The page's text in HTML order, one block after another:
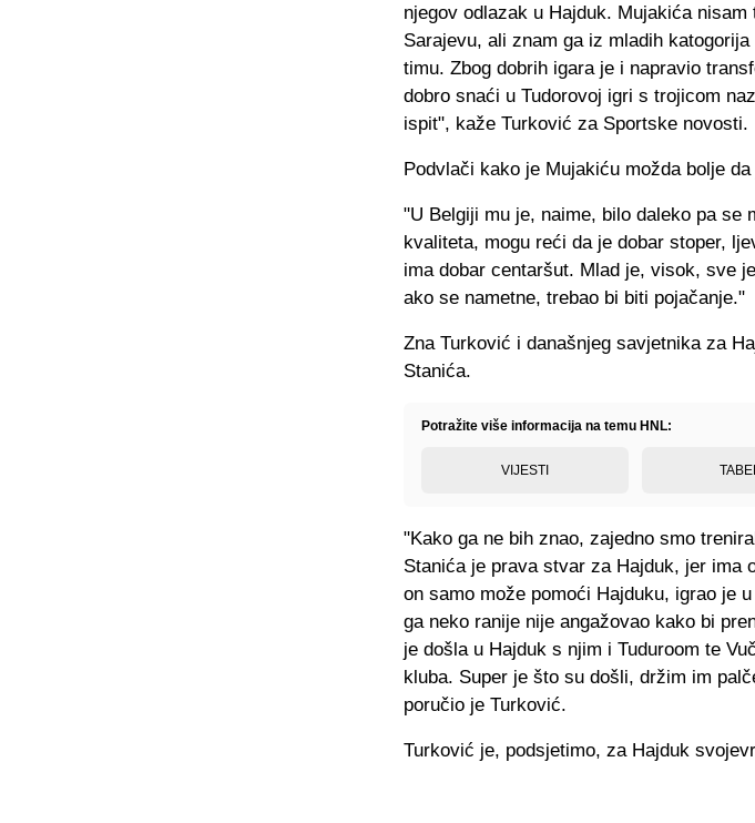
njegov odlazak u Hajduk. Mujakića
Sarajevu, ali znam ga iz mladih
timu. Zbog dobrih igara je i napravio
dobro snaći u Tudorovoj igri s trojicom
ispit", kaže Turković za Sportske novosti.
Podvlači kako je Mujakiću možda bolje
"U Belgiji mu je, naime, bilo daleko pa se
kvaliteta, mogu reći da je dobar stoper,
ima dobar centaršut. Mlad je, visok, sve
ako se nametne, trebao bi biti pojačanje."
Zna Turković i današnjeg savjetnika za
Stanića.
Potražite više informacija na temu HNL:
VIJESTI
"Kako ga ne bih znao, zajedno smo
Stanića je prava stvar za Hajduk, jer ima
on samo može pomoći Hajduku, igrao je
ga neko ranije nije angažovao kako bi
je došla u Hajduk s njim i Tuduroom te
kluba. Super je što su došli, držim im
poručio je Turković.
Turković je, podsjetimo, za Hajduk